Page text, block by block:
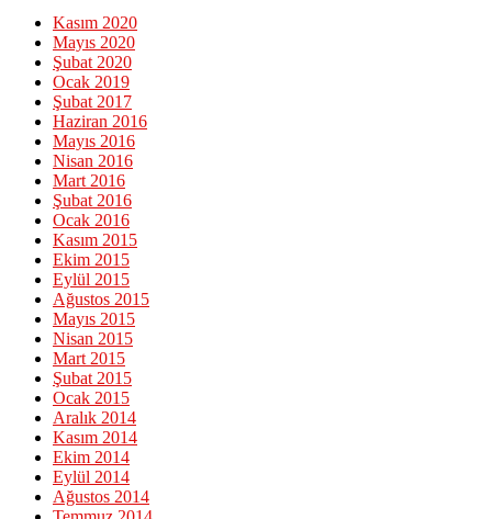
Kasım 2020
Mayıs 2020
Şubat 2020
Ocak 2019
Şubat 2017
Haziran 2016
Mayıs 2016
Nisan 2016
Mart 2016
Şubat 2016
Ocak 2016
Kasım 2015
Ekim 2015
Eylül 2015
Ağustos 2015
Mayıs 2015
Nisan 2015
Mart 2015
Şubat 2015
Ocak 2015
Aralık 2014
Kasım 2014
Ekim 2014
Eylül 2014
Ağustos 2014